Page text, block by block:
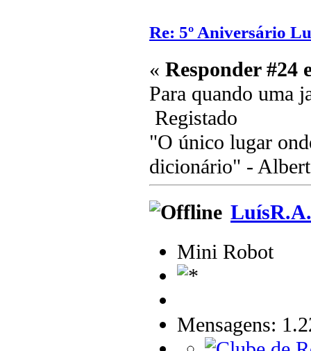
Re: 5º Aniversário
« Responder #24
Para quando uma
Registado
"O único lugar
dicionário" -
LuísR.A.
Mini Robot
Mensagens: